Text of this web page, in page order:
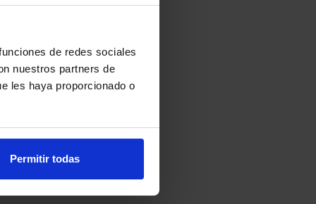
de redes sociales
nuestros partners de
les haya proporcionado o
Permitir todas